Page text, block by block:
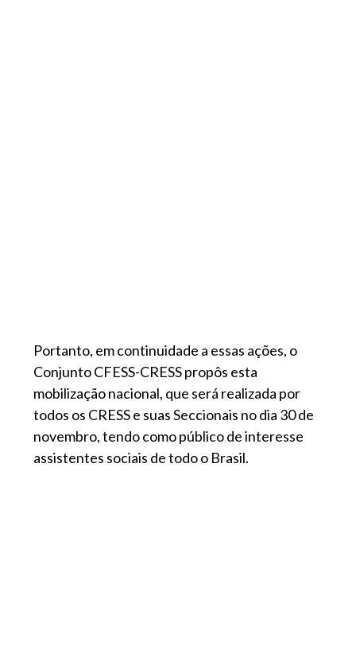
Portanto, em continuidade a essas ações, o
Conjunto CFESS-CRESS propôs esta
mobilização nacional, que será realizada por
todos os CRESS e suas Seccionais no dia 30 de
novembro, tendo como público de interesse
assistentes sociais de todo o Brasil.